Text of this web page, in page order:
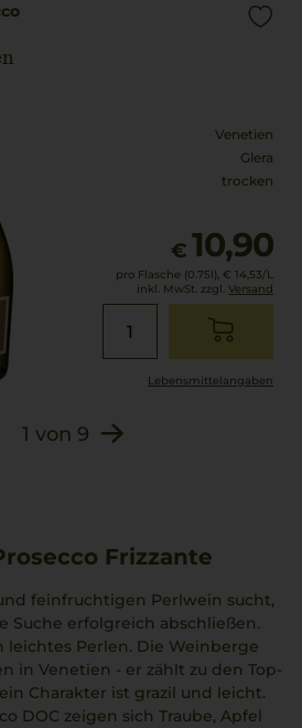
Venetien
Glera
trocken
€ 10,90
pro Flasche (0.75l), € 14,53/L
inkl. MwSt. zzgl. Versand
Lebensmittel­angaben
1 von 9
Frizzante
feinfruchtigen Perlwein sucht,
Suche erfolgreich abschließen.
leichtes Perlen. Die Weinberge
in Venetien - er zählt zu den Top-
Charakter ist grazil und leicht.
DOC zeigen sich Traube, Apfel